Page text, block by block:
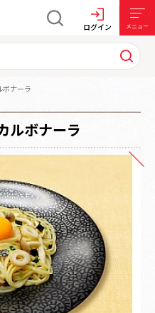
ログイン メニュー
ボナーラ
ルボナーラ